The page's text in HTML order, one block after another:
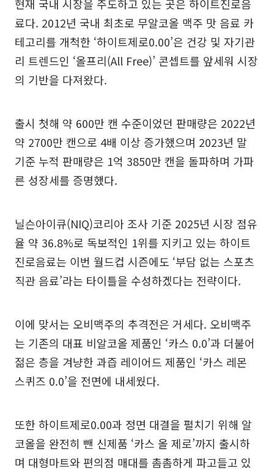
현재 국내 시장을 주도하고 있는 곳은 하이트진로음
료다. 2012년 국내 최초로 무알코올 맥주 맛 음료 카
테고리를 개척한 ‘하이트제로0.00’은 건강 및 자기관
리 트렌드인 ‘올프리(All Free)’ 콘셉트를 앞세워 시장
의 기반을 다져왔다.
출시 첫해 약 600만 캔 수준이었던 판매량은 2022년
약 2700만 캔으로 4배 이상 증가했으며 2023년 말
기준 누적 판매량은 1억 3850만 캔을 돌파하며 가파
른 성장세를 증명했다.
닐슨아이큐(NIQ)코리아 조사 기준 2025년 시장 점유
율 약 36.8%로 독보적인 1위를 지키고 있는 하이트
진로음료는 이번 월드컵 시즌에도 ‘부담 없는 스포츠
직관 음료’라는 타이틀을 수성하겠다는 전략이다.
이에 맞서는 오비맥주의 추격전은 거세다. 오비맥주
는 기존의 대표 비알코올 제품인 ‘카스 0.0’과 더불어
젊은 층을 겨냥한 과즙 레이어드 제품인 ‘카스 레몬
스퀴즈 0.0’을 전면에 내세웠다.
또한 하이트제로0.00과 정면 대결을 펼치기 위해 알
코올을 완전히 뺀 신제품 ‘카스 올 제로’까지 출시하
며 대형마트와 편의점 매대를 촘촘하게 파고들고 있